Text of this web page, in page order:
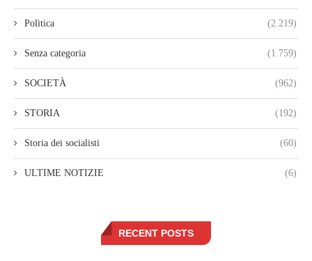
Politica (2.219)
Senza categoria (1.759)
SOCIETÀ (962)
STORIA (192)
Storia dei socialisti (60)
ULTIME NOTIZIE (6)
RECENT POSTS